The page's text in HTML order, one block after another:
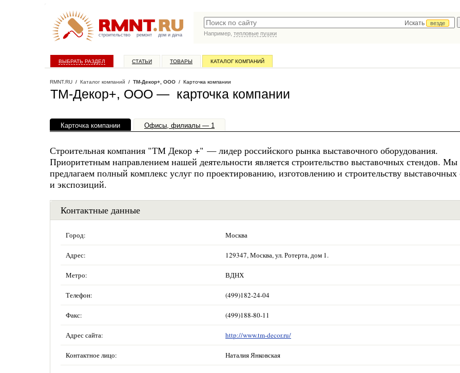
строительство ремонт дом и дача
Искать
везде
Например, тепловые пушки
ВЫБРАТЬ РАЗДЕЛ СТАТЬИ ТОВАРЫ КАТАЛОГ КОМПАНИЙ
RMNT.RU / Каталог компаний / ТМ-Декор+, ООО / Карточка компании
ТМ-Декор+, ООО — карточка компании
Карточка компании Офисы, филиалы — 1
Строительная компания "ТМ Декор +" — лидер российского рынка выставочного оборудования.
Приоритетным направлением нашей деятельности является строительство выставочных стендов. Мы
предлагаем полный комплекс услуг по проектированию, изготовлению и строительству выставочных
и экспозиций.
Контактные данные
Город: Москва
Адрес: 129347, Москва, ул. Ротерта, дом 1.
Метро: ВДНХ
Телефон: (499)182-24-04
Факс: (499)188-80-11
Адрес сайта: http://www.tm-decor.ru/
Контактное лицо: Наталия Янковская